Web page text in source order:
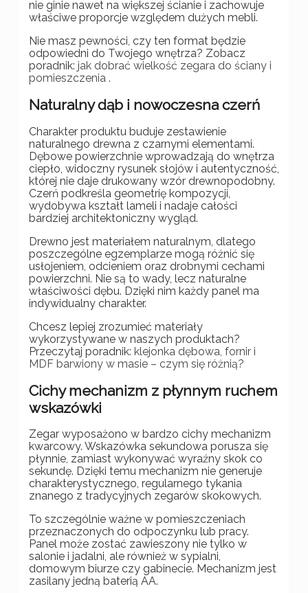
nie ginie nawet na większej ścianie i zachowuje
właściwe proporcje względem dużych mebli.
Nie masz pewności, czy ten format będzie
odpowiedni do Twojego wnętrza? Zobacz
poradnik: jak dobrać wielkość zegara do ściany i
pomieszczenia .
Naturalny dąb i nowoczesna czerń
Charakter produktu buduje zestawienie
naturalnego drewna z czarnymi elementami.
Dębowe powierzchnie wprowadzają do wnętrza
ciepło, widoczny rysunek słojów i autentyczność,
której nie daje drukowany wzór drewnopodobny.
Czerń podkreśla geometrię kompozycji,
wydobywa kształt lameli i nadaje całości
bardziej architektoniczny wygląd.
Drewno jest materiałem naturalnym, dlatego
poszczególne egzemplarze mogą różnić się
usłojeniem, odcieniem oraz drobnymi cechami
powierzchni. Nie są to wady, lecz naturalne
właściwości dębu. Dzięki nim każdy panel ma
indywidualny charakter.
Chcesz lepiej zrozumieć materiały
wykorzystywane w naszych produktach?
Przeczytaj poradnik: klejonka dębowa, fornir i
MDF barwiony w masie – czym się różnią?
Cichy mechanizm z płynnym ruchem
wskazówki
Zegar wyposażono w bardzo cichy mechanizm
kwarcowy. Wskazówka sekundowa porusza się
płynnie, zamiast wykonywać wyraźny skok co
sekundę. Dzięki temu mechanizm nie generuje
charakterystycznego, regularnego tykania
znanego z tradycyjnych zegarów skokowych.
To szczególnie ważne w pomieszczeniach
przeznaczonych do odpoczynku lub pracy.
Panel może zostać zawieszony nie tylko w
salonie i jadalni, ale również w sypialni,
domowym biurze czy gabinecie. Mechanizm jest
zasilany jedną baterią AA.